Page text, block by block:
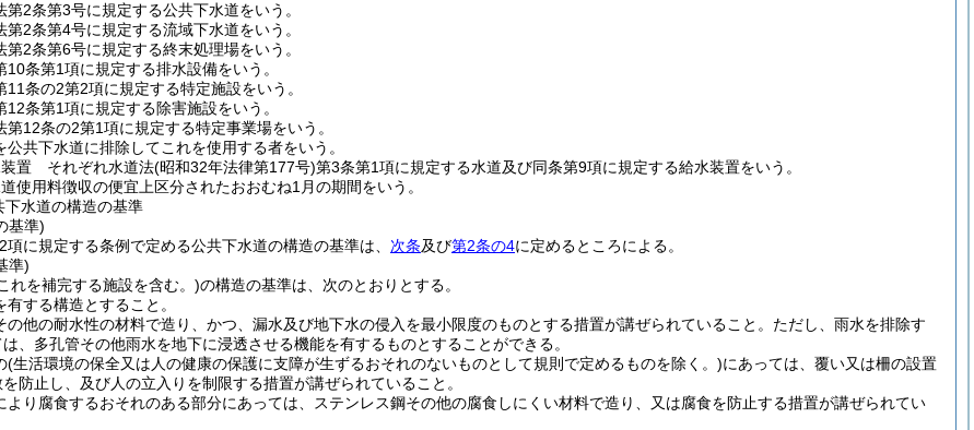
2条第3号に規定する公共下水道をいう。
2条第4号に規定する流域下水道をいう。
2条第6号に規定する終末処理場をいう。
条第1項に規定する排水設備をいう。
条の2第2項に規定する特定施設をいう。
条第1項に規定する除害施設をいう。
12条の2第1項に規定する特定事業場をいう。
共下水道に排除してこれを使用する者をいう。
装置 それぞれ水道法(昭和32年法律第177号)第3条第1項に規定する水道及び同条第9項に規定する給水装置をいう。
使用料徴収の便宜上区分されたおおむね1月の期間をいう。
下水道の構造の基準
基準)
項に規定する条例で定める公共下水道の構造の基準は、 次条及び第2条の4に定めるところによる。
準)
れを補完する施設を含む。)の構造の基準は、次のとおりとする。
する構造とすること。
の他の耐水性の材料で造り、かつ、漏水及び地下水の侵入を最小限度のものとする措置が講ぜられていること。 ただし、雨水を排除す
、多孔管その他雨水を地下に浸透させる機能を有するものとすることができる。
(生活環境の保全又は人の健康の保護に支障が生ずるおそれのないものとして規則で定めるものを除く。)にあっては、覆い又は柵の設置
防止し、及び人の立入りを制限する措置が講ぜられていること。
より腐食するおそれのある部分にあっては、ステンレス鋼その他の腐食しにくい材料で造り、又は腐食を防止する措置が講ぜられてい